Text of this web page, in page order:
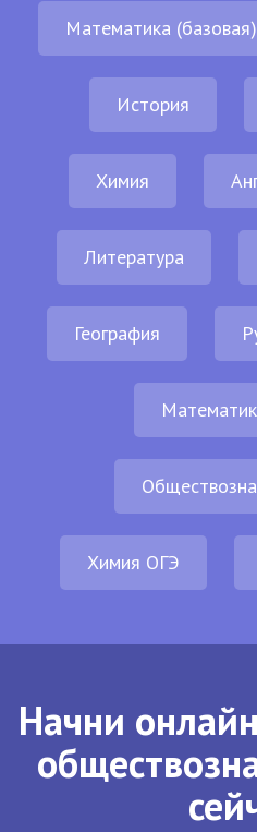
Математика (базовая)
История
Химия
Литература
География
Химия ОГЭ
Начни